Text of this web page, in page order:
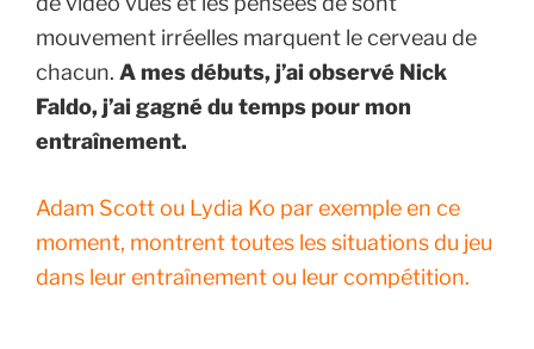
mouvement irréelles marquent le cerveau de
chacun. A mes débuts, j’ai observé Nick
Faldo, j’ai gagné du temps pour mon
entraînement.
Adam Scott ou Lydia Ko par exemple en ce
moment, montrent toutes les situations du jeu
dans leur entraînement ou leur compétition.